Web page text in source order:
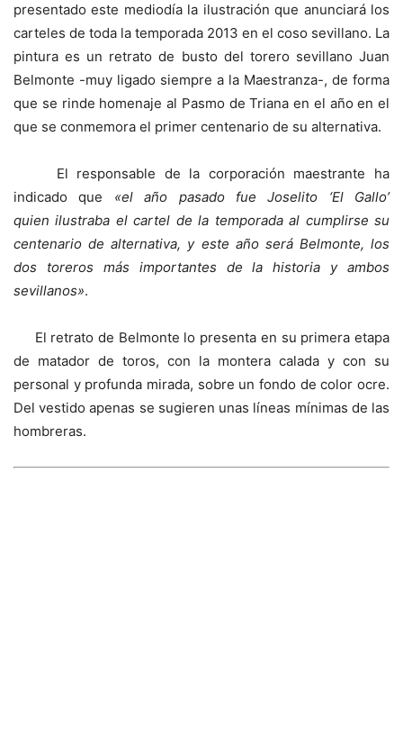
presentado este mediodía la ilustración que anunciará los
carteles de toda la temporada 2013 en el coso sevillano. La
pintura es un retrato de busto del torero sevillano Juan
Belmonte -muy ligado siempre a la Maestranza-, de forma
que se rinde homenaje al Pasmo de Triana en el año en el
que se conmemora el primer centenario de su alternativa.
El responsable de la corporación maestrante ha
indicado que «el año pasado fue Joselito ‘El Gallo’
quien ilustraba el cartel de la temporada al cumplirse su
centenario de alternativa, y este año será Belmonte, los
dos toreros más importantes de la historia y ambos
sevillanos».
El retrato de Belmonte lo presenta en su primera etapa
de matador de toros, con la montera calada y con su
personal y profunda mirada, sobre un fondo de color ocre.
Del vestido apenas se sugieren unas líneas mínimas de las
hombreras.